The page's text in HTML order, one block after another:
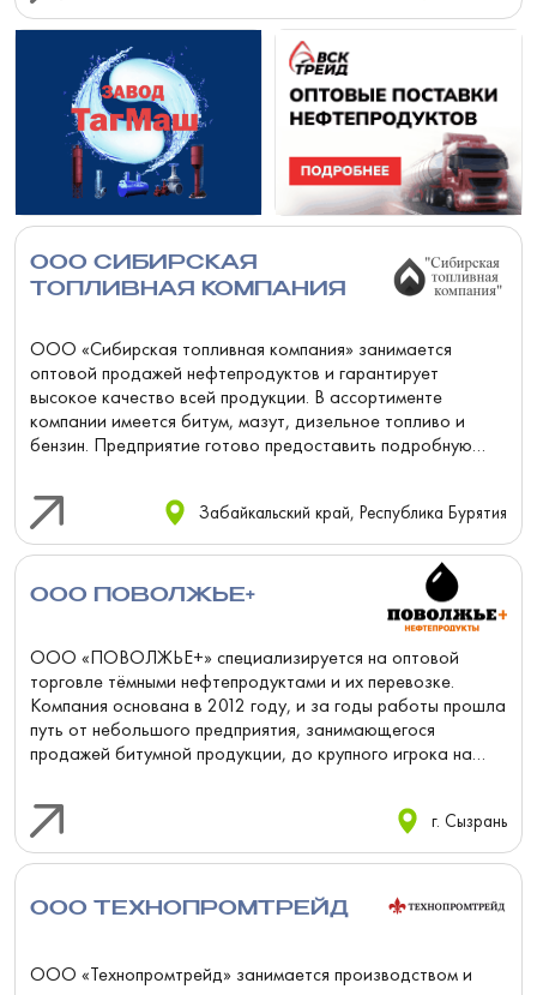
ООО СИБИРСКАЯ
ТОПЛИВНАЯ КОМПАНИЯ
ООО «Сибирская топливная компания» занимается
оптовой продажей нефтепродуктов и гарантирует
высокое качество всей продукции. В ассортименте
компании имеется битум, мазут, дизельное топливо и
бензин. Предприятие готово предоставить подробную
Забайкальский край, Республика Бурятия
ООО ПОВОЛЖЬЕ+
ООО «ПОВОЛЖЬЕ+» специализируется на оптовой
торговле тёмными нефтепродуктами и их перевозке.
Компания основана в 2012 году, и за годы работы прошла
путь от небольшого предприятия, занимающегося
продажей битумной продукции, до крупного игрока на
г. Сызрань
ООО ТЕХНОПРОМТРЕЙД
ООО «Технопромтрейд» занимается производством и